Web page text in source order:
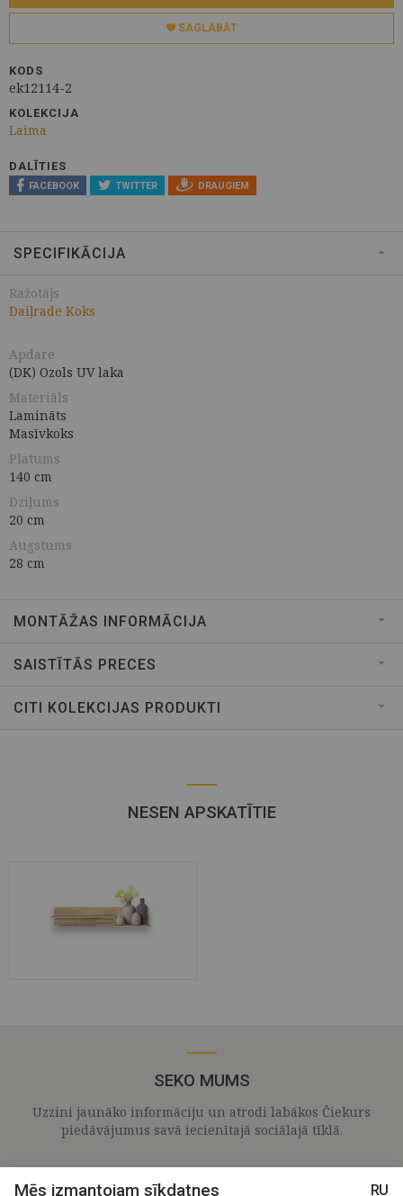
SAGLABĀT
KODS
ek12114-2
KOLEKCIJA
Laima
DALĪTIES
FACEBOOK TWITTER DRAUGIEM
SPECIFIKĀCIJA
Ražotājs
Daiļrade Koks
Apdare
(DK) Ozols UV laka
Materiāls
Lamināts
Masīvkoks
Platums
140 cm
Dziļums
20 cm
Augstums
28 cm
MONTĀŽAS INFORMĀCIJA
SAISTĪTĀS PRECES
CITI KOLEKCIJAS PRODUKTI
NESEN APSKATĪTIE
SEKO MUMS
Uzzini jaunāko informāciju un atrodi labākos Čiekurs
piedāvājumus savā iecienītajā sociālajā tīklā.
Mēs izmantojam sīkdatnes RU